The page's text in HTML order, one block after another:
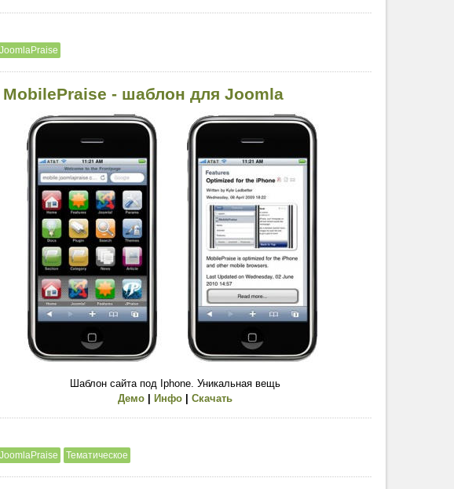
MobilePraise - шаблон для Joomla
Шаблон сайта под Iphone. Уникальная вещь
Демо
Инфо Скачать
Тематическое